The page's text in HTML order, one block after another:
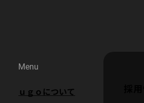
Menu
ｕｇｏについて